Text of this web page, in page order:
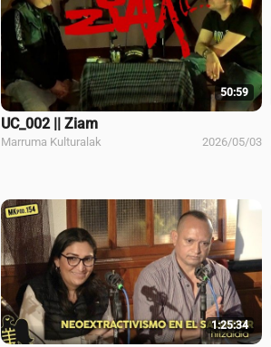
50:59
UC_002 || Ziam
Marruma Kulturalak 2026/05/03
1:25:34